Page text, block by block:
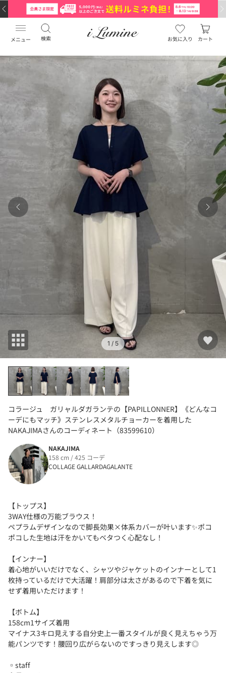
メニュー 検索 お気に入り カート
1 / 5
コラージュ ガリャルダガランテの【PAPILLONNER】《どんなコ
ーデにもマッチ》ステンレスメタルチョーカーを着用した
NAKAJIMAさんのコーディネート（83599610）
NAKAJIMA
158 cm / 425 コーデ
COLLAGE GALLARDAGALANTE
【トップス】
3WAY仕様の万能ブラウス！
ペプラムデザインなので脚長効果×体系カバーが叶います✨ポコ
ポコした生地は汗をかいてもベタつく心配なし！
【インナー】
着心地がいいだけでなく、シャツやジャケットのインナーとして1
枚持っているだけで大活躍！肩部分は太さがあるので下着を気に
せず着用いただけます！
【ボトム】
158cm1サイズ着用
マイナス3キロ見えする自分史上一番スタイルが良く見えちゃう万
能パンツです！腰回り広がらないのですっきり見えします◎
▫︎staff